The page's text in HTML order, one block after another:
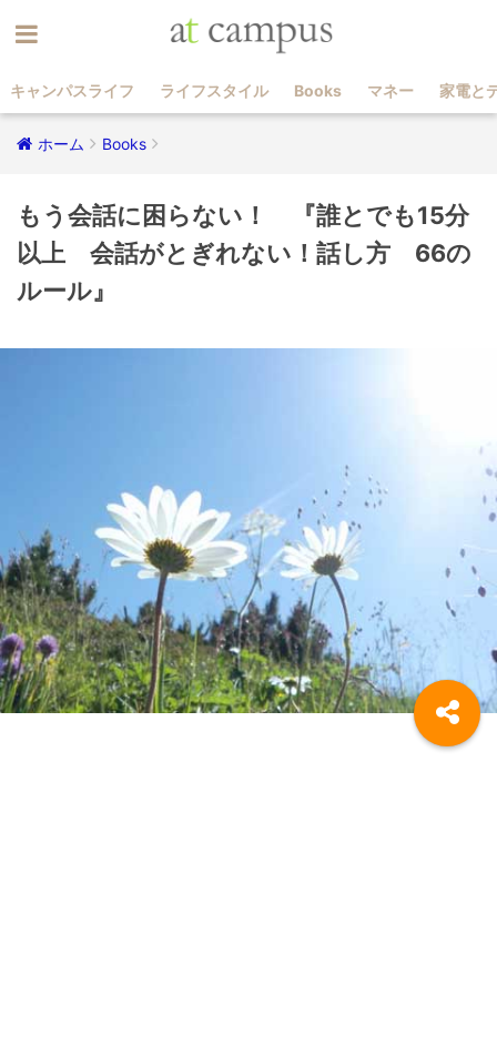
キャンパスライフ ライフスタイル Books マネー 家電と
ホーム Books
もう会話に困らない！ 『誰とでも15分
以上 会話がとぎれない！話し方 66の
ルール』